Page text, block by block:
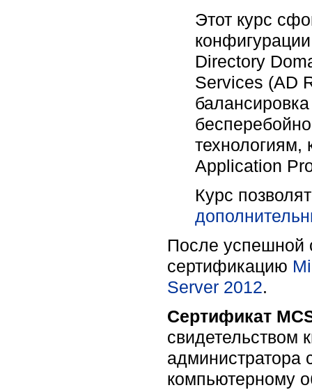
Этот курс
Directory
Services (AD
технологиям,
Application
Курс
После успешной
сертификацию
Server 2012.
Сертификат
свидетельством
администратора
компьютерному